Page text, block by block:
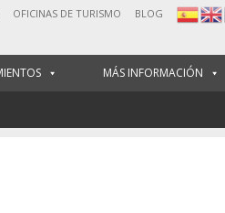
OFICINAS DE TURISMO BLOG
MÁS INFORMACIÓN